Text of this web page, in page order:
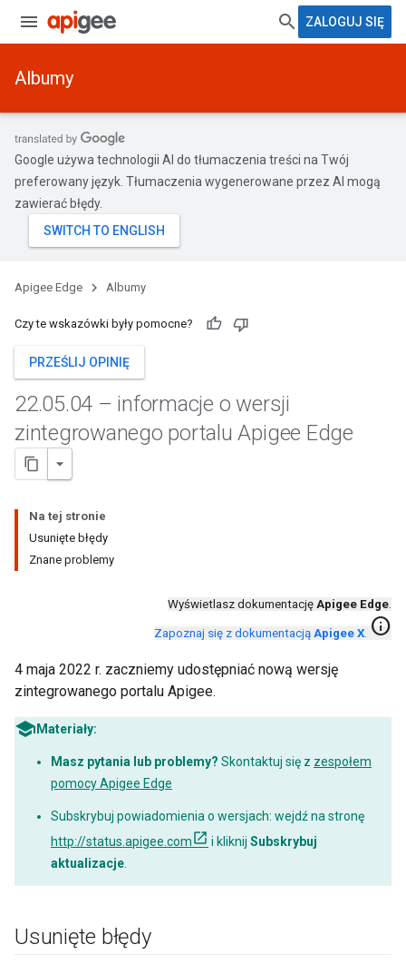
ZALOGUJ SIĘ
Albumy
Google używa technologii AI do tłumaczenia treści na Twój
preferowany język. Tłumaczenia wygenerowane przez AI mogą
zawierać błędy.
Apigee Edge Albumy
Czy te wskazówki były pomocne?
PRZEŚLIJ OPINIĘ
22.05.04 – informacje o wersji
zintegrowanego portalu Apigee Edge
Na tej stronie
Usunięte błędy
Znane problemy
Wyświetlasz dokumentację Apigee Edge.
Zapoznaj się z dokumentacją Apigee X. info
4 maja 2022 r. zaczniemy udostępniać nową wersję
zintegrowanego portalu Apigee.
Materiały:
Masz pytania lub problemy? Skontaktuj się z zespołem
pomocy Apigee Edge
Subskrybuj powiadomienia o wersjach: wejdź na stronę
http://status.apigee.com
i kliknij Subskrybuj
aktualizacje
Usunięte błędy